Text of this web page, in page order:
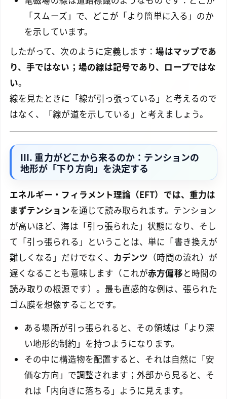
「スムーズ」で、どこが「より簡単に入る」のか
を示しています。
したがって、次のように定義します：場はマップであ
り、手ではない；場の線は記号であり、ロープではな
い。
線を見たときに「線が引っ張っている」と考えるので
はなく、「線が道を示している」と考えましょう。
III. 重力がどこから来るのか：テンションの
地形が「下り方向」を決定する
エネルギー・フィラメント理論（EFT）では、重力は
まずテンションを通じて読み取られます。テンション
が高いほど、海は「引っ張られた」状態になり、そし
て「引っ張られる」ということは、単に「書き換えが
難しくなる」だけでなく、 カデンツ （時間の流れ）が
遅くなることも意味します（これが赤方偏移と時間の
読み取りの根源です）。最も直感的な例は、張られた
ゴム膜を想像することです。
ある場所が引っ張られると、その領域は「より深
い地形的制約」を持つようになります。
その中に構造物を配置すると、それは自然に「安
価な方向」で調整されます；外部から見ると、そ
れは「内向きに落ちる」ように見えます。